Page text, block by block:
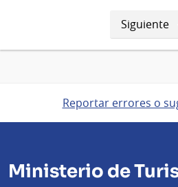
Siguiente
página
Siguiente
Reportar errores o
Ministerio de